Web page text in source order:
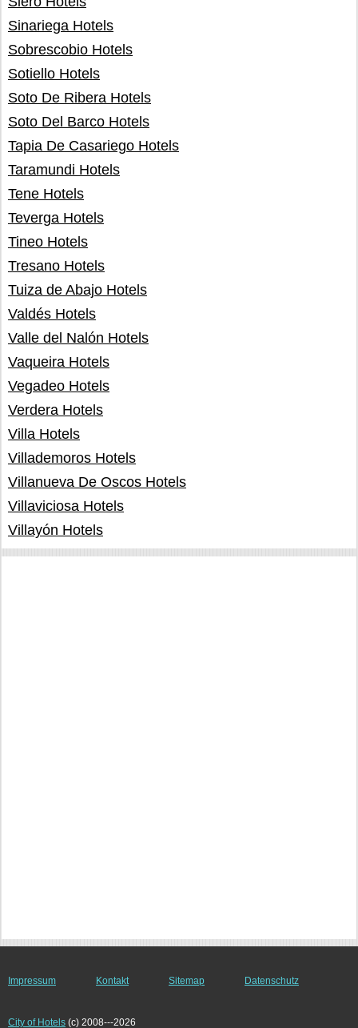
Sinariega Hotels
Sobrescobio Hotels
Sotiello Hotels
Soto De Ribera Hotels
Soto Del Barco Hotels
Tapia De Casariego Hotels
Taramundi Hotels
Tene Hotels
Teverga Hotels
Tineo Hotels
Tresano Hotels
Tuiza de Abajo Hotels
Valdés Hotels
Valle del Nalón Hotels
Vaqueira Hotels
Vegadeo Hotels
Verdera Hotels
Villa Hotels
Villademoros Hotels
Villanueva De Oscos Hotels
Villaviciosa Hotels
Villayón Hotels
Impressum Kontakt Sitemap Datenschutz
City of Hotels (c) 2008---2026